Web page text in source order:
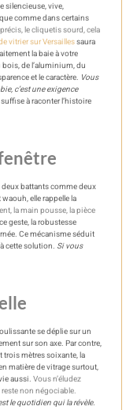
silencieuse, vive,
comme dans certains
le cliquetis sourd, cela
vitrier sur Versaillessaura
la baie à votre
de l’aluminium, du
et le caractère. Vous
c’est une exigence
à raconter l’histoire
battants comme deux
elle rappelle la
la main pousse, la pièce
geste, la robustesse
Ce mécanisme séduit
cette solution. Si vous
se déplie sur un
sur son axe. Par contre,
trois mètres soixante, la
matière de vitrage surtout,
aussi. Vous n’éludez
non négociable.
le quotidien qui la révèle.